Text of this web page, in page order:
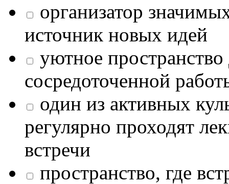
организатор
источник новых идей
уютное
сосредоточенной
один из активных
регулярно проходят
встречи
пространство, где